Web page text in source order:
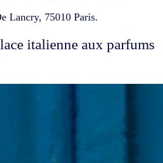
Lancry, 75010 Paris.
italienne aux parfums